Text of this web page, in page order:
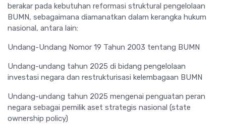
berakar pada kebutuhan reformasi struktural pengelolaan
BUMN, sebagaimana diamanatkan dalam kerangka hukum
nasional, antara lain:
Undang-Undang Nomor 19 Tahun 2003 tentang BUMN
Undang-undang tahun 2025 di bidang pengelolaan
investasi negara dan restrukturisasi kelembagaan BUMN
Undang-undang tahun 2025 mengenai penguatan peran
negara sebagai pemilik aset strategis nasional (state
ownership policy)